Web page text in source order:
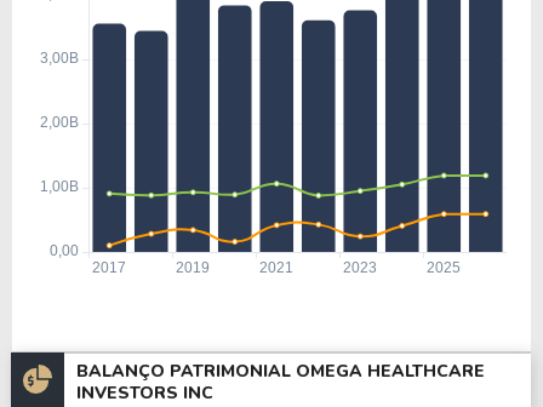
BALANÇO PATRIMONIAL OMEGA HEALTHCARE
INVESTORS INC